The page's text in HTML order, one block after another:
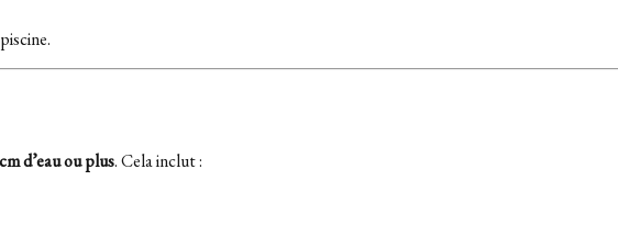
d’eau ou plus. Cela inclut :